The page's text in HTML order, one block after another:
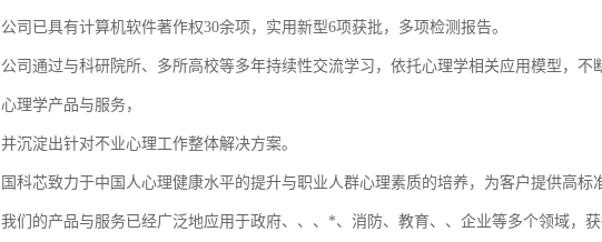
公司已具有计算机软件著作权30余项，实用新型6项获批，多项检测报告。
公司通过与科研院所、多所高校等多年持续性交流学习，依托心理学相关应用模型，
心理学产品与服务，
并沉淀出针对不业心理工作整体解决方案。
国科芯致力于中国人心理健康水平的提升与职业人群心理素质的培养，为客户提供高标
我们的产品与服务已经广泛地应用于政府、、、*、消防、教育、、企业等多个领域，获